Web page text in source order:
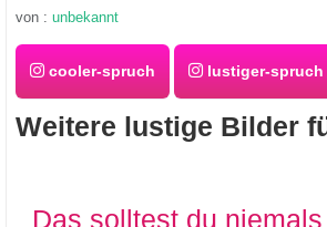
von : unbekannt
cooler-spruch lustiger-spruch
Weitere lustige Bilder
Das solltest du